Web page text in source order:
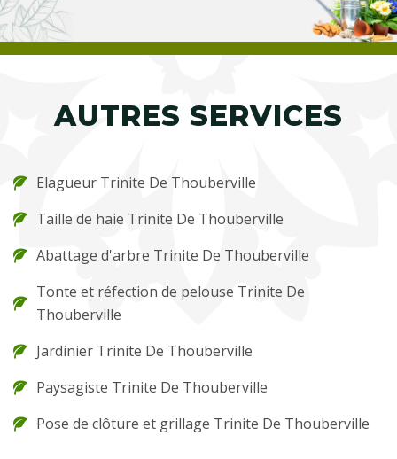
AUTRES SERVICES
Elagueur Trinite De Thouberville
Taille de haie Trinite De Thouberville
Abattage d'arbre Trinite De Thouberville
Tonte et réfection de pelouse Trinite De
Thouberville
Jardinier Trinite De Thouberville
Paysagiste Trinite De Thouberville
Pose de clôture et grillage Trinite De Thouberville